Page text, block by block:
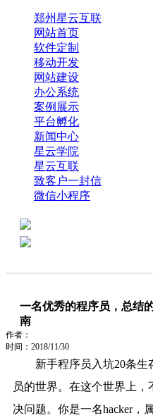
郑州星云互联
网站首页
软件定制
移动开发
网站建设
办公系统
案例展示
平台孵化
新闻中心
星云学院
星云互联
致客户一封信
微信小程序
一名优秀的程序员，总结
南
作者：
时间：2018/11/30
新手程序员入坑20条
员的世界。在这个世界上
决问题。你是一名hacker，